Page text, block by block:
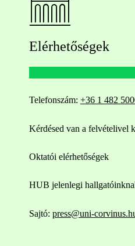
Elérhetőségek
Telefonszám: +36 1 482
Kérdésed van a felvételivel
Oktatói elérhetőségek
HUB jelenlegi
Sajtó: press@uni-